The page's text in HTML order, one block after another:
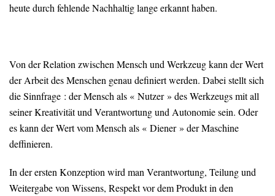
heute durch fehlende Nachhaltig lange erkannt haben.
Von der Relation zwischen Mensch und Werkzeug kann der Wert
der Arbeit des Menschen genau definiert werden. Dabei stellt sich
die Sinnfrage : der Mensch als « Nutzer » des Werkzeugs mit all
seiner Kreativität und Verantwortung und Autonomie sein. Oder
es kann der Wert vom Mensch als « Diener » der Maschine
deffinieren.
In der ersten Konzeption wird man Verantwortung, Teilung und
Weitergabe von Wissens, Respekt vor dem Produkt in den